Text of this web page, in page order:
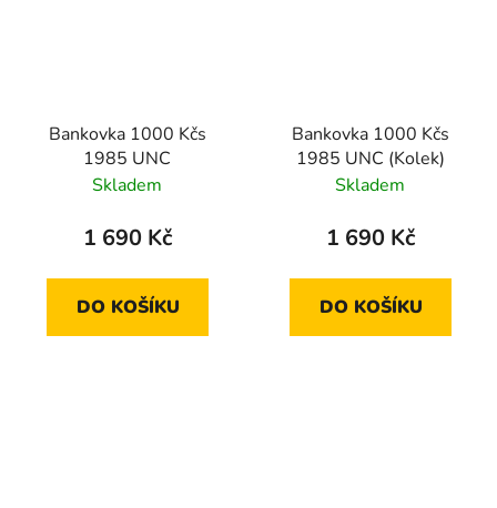
Bankovka 1000 Kčs
1985 UNC
Skladem
1 690 Kč
DO KOŠÍKU
Bankovka 1000 Kčs
1985 UNC (Kolek)
Skladem
1 690 Kč
DO KOŠÍKU